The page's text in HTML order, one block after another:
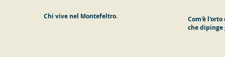
Chi vive nel Montefeltro.
Com'è
che